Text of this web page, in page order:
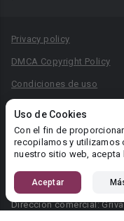
Uso de Cookies
Con el fin de
recopilamos y utilizamos
nuestro sitio web,
Aceptar
Privacy policy
DMCA Copyright Policy
Condiciones de uso
Reglas para la
Área RR.PP.:
© 2026 Booknet. Todos
Dirección comercial: